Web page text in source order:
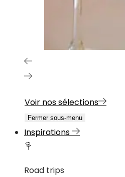
Voir nos sélections
Fermer sous-menu
Inspirations
Road trips